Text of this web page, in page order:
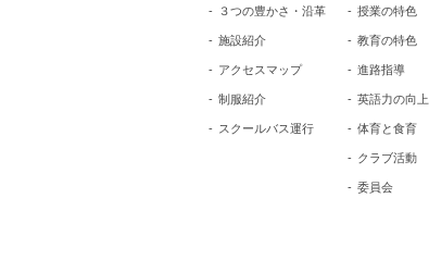
３つの豊かさ・沿革
施設紹介
アクセスマップ
制服紹介
スクールバス運行
授業の特色
教育の特色
進路指導
英語力の向上
体育と食育
クラブ活動
委員会